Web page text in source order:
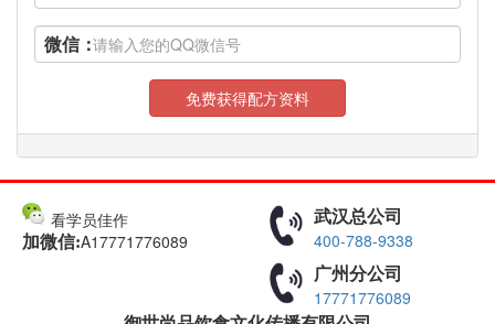
微信：
免费获得配方资料
看学员佳作
加微信:A17771776089
武汉总公司
400-788-9338
广州分公司
17771776089